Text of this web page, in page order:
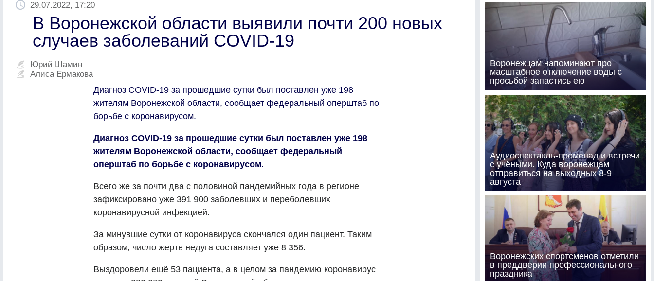
29.07.2022, 17:20
В Воронежской области выявили почти 200 новых
случаев заболеваний COVID-19
Юрий Шамин
Алиса Ермакова
Диагноз COVID-19 за прошедшие сутки был поставлен уже 198
жителям Воронежской области, сообщает федеральный оперштаб по
борьбе с коронавирусом.
Диагноз COVID-19 за прошедшие сутки был поставлен уже 198
жителям Воронежской области, сообщает федеральный
оперштаб по борьбе с коронавирусом.
Всего же за почти два с половиной пандемийных года в регионе
зафиксировано уже 391 900 заболевших и переболевших
коронавирусной инфекцией.
За минувшие сутки от коронавируса скончался один пациент. Таким
образом, число жертв недуга составляет уже 8 356.
Выздоровели ещё 53 пациента, а в целом за пандемию коронавирус
Воронежцам напоминают про
масштабное отключение воды с
просьбой запастись ею
Аудиоспектакль-променад и встречи
с учёными. Куда воронежцам
отправиться на выходных 8-9
августа
Воронежских спортсменов отметили
в преддверии профессионального
праздника